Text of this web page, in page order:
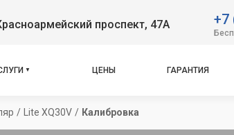
проспект, 47А +7
ЦЕНЫ ГАРАНТИЯ
/ Lite XQ30V / Калибровка